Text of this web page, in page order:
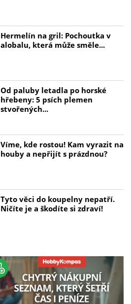
Hermelín na gril: Pochoutka v
alobalu, která může směle...
Od paluby letadla po horské
hřebeny: 5 psích plemen
stvořených...
Víme, kde rostou! Kam vyrazit na
houby a nepřijít s prázdnou?
Tyto věci do koupelny nepatří.
Ničíte je a škodíte si zdraví!